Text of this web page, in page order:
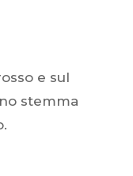
e sul
stemma